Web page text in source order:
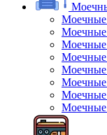
Моечные